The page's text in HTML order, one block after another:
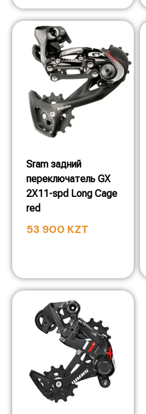
Sram задний
переключатель GX
2X11-spd Long Cage
red
53 900 KZT